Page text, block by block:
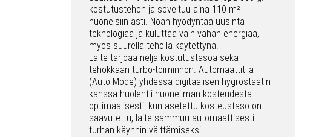
kostutustehon ja soveltuu aina 110 m²
huoneisiin asti. Noah hyödyntää uusinta
teknologiaa ja kuluttaa vain vähän energiaa,
myös suurella teholla käytettynä.
Laite tarjoaa neljä kostutustasoa sekä
tehokkaan turbo-toiminnon. Automaattitila
(Auto Mode) yhdessä digitaalisen hygrostaatin
kanssa huolehtii huoneilman kosteudesta
optimaalisesti: kun asetettu kosteustaso on
saavutettu, laite sammuu automaattisesti
turhan käynnin välttämiseksi